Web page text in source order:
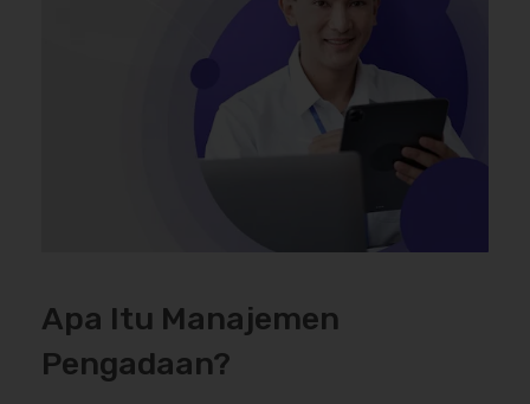
Apa Itu Manajemen
Pengadaan?